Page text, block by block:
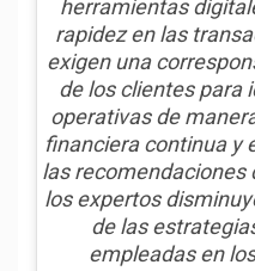
herramientas
rapidez en las
exigen una
de los clientes para
operativas de
financiera continua y
las recomendaciones
los expertos
de las
empleadas en